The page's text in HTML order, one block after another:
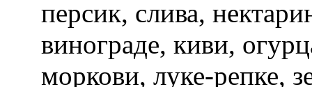
персик, слива,
винограде, киви,
моркови, луке-репке,